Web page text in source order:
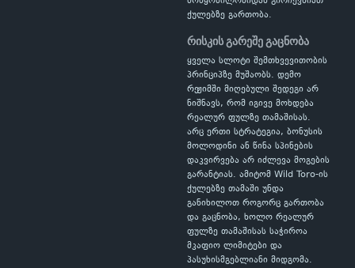
ქულებზე გართობა.
რისკის გარეშე გაცნობა
ყველა სლოტი შემთხვევითობის
პრინციპზე მუშაობს. დემო
რეჟიმში მიღებული შედეგი არ
ნიშნავს, რომ იგივე მოხდება
რეალურ ფულზე თამაშისას.
არც ერთი სტრატეგია, ბონუსის
მოლოდინი ან წინა სპინების
დაკვირვება არ იძლევა მოგების
გარანტიას. ამიტომ Wild Toro-ის
ქულებზე თამაში უნდა
განიხილოთ როგორც გართობა
და გაცნობა, ხოლო რეალურ
ფულზე თამაშისას საჭიროა
მკაფიო ლიმიტები და
პასუხისმგებლიანი მიდგომა.